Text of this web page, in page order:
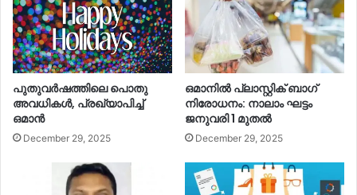
പുതുവര്‍ഷത്തിലെ പൊതു
അവധികള്‍, പ്രഖ്യാപിച്ച്‌
ഒമാൻ
December 29, 2025
ഒമാനില്‍ പ്ലാസ്റ്റിക് ബാഗ്
നിരോധനം: നാലാം ഘട്ടം
ജനുവരി 1 മുതല്‍
December 29, 2025